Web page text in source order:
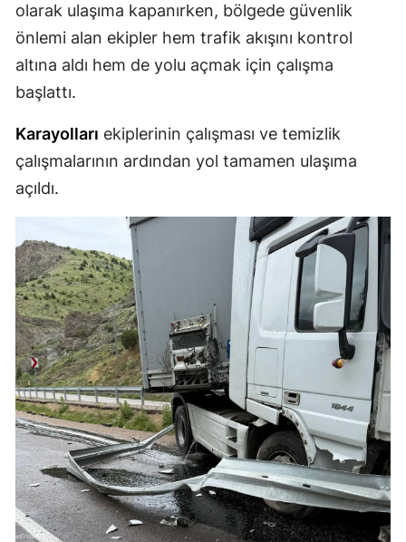
Kırşehir
Kütahya
Malatya
Kahramanmaraş
Mardin
Muğla
Muş
Nevşehir
Niğde
Ordu
Rize
Sakarya
olarak ulaşıma kapanırken, bölgede güvenlik
önlemi alan ekipler hem trafik akışını kontrol
altına aldı hem de yolu açmak için çalışma
başlattı.
Karayolları ekiplerinin çalışması ve temizlik
çalışmalarının ardından yol tamamen ulaşıma
açıldı.